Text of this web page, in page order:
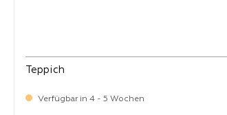
Teppich
Verfügbar in 4 - 5 Wochen